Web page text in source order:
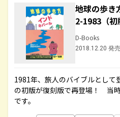
地球の歩き
2-1983（初
D-Books
2018.12.20 発売
1981年、旅人のバイブルとして
の初版が復刻版で再登場！ 当
です。